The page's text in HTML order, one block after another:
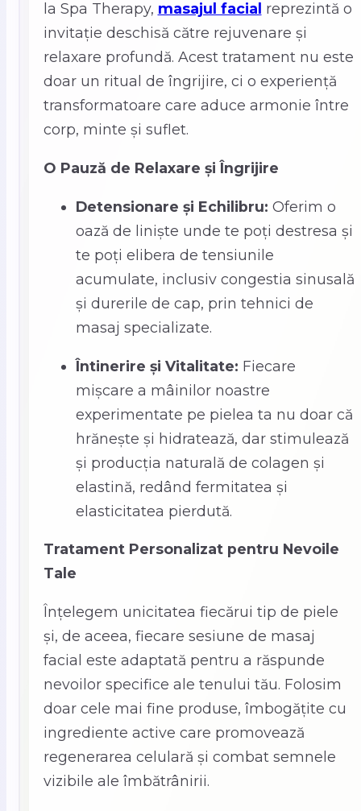
la Spa Therapy, masajul facial reprezintă o
invitație deschisă către rejuvenare și
relaxare profundă. Acest tratament nu este
doar un ritual de îngrijire, ci o experiență
transformatoare care aduce armonie între
corp, minte și suflet.
O Pauză de Relaxare și Îngrijire
Detensionare și Echilibru: Oferim o
oază de liniște unde te poți destresa și
te poți elibera de tensiunile
acumulate, inclusiv congestia sinusală
și durerile de cap, prin tehnici de
masaj specializate.
Întinerire și Vitalitate: Fiecare
mișcare a mâinilor noastre
experimentate pe pielea ta nu doar că
hrănește și hidratează, dar stimulează
și producția naturală de colagen și
elastină, redând fermitatea și
elasticitatea pierdută.
Tratament Personalizat pentru Nevoile
Tale
Înțelegem unicitatea fiecărui tip de piele
și, de aceea, fiecare sesiune de masaj
facial este adaptată pentru a răspunde
nevoilor specifice ale tenului tău. Folosim
doar cele mai fine produse, îmbogățite cu
ingrediente active care promovează
regenerarea celulară și combat semnele
vizibile ale îmbătrânirii.